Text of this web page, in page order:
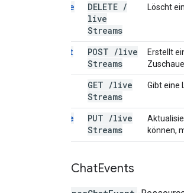
delete
DELETE /
live
Streams
Löscht
insert POST /live
Streams
Erstellt
GET /live
Streams
Gibt eine
update PUT /live
Streams
können,
ChatEvents